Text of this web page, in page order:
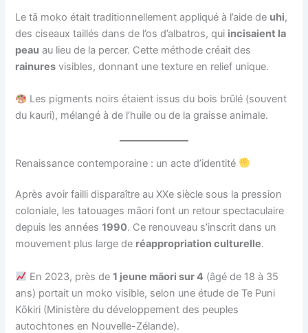
Le tā moko était traditionnellement appliqué à l’aide de uhi,
des ciseaux taillés dans de l’os d’albatros, qui incisaient la
peau au lieu de la percer. Cette méthode créait des
rainures visibles, donnant une texture en relief unique.
Les pigments noirs étaient issus du bois brûlé (souvent
du kauri), mélangé à de l’huile ou de la graisse animale.
Renaissance contemporaine : un acte d’identité
Après avoir failli disparaître au XXe siècle sous la pression
coloniale, les tatouages māori font un retour spectaculaire
depuis les années1990. Ce renouveau s’inscrit dans un
mouvement plus large de réappropriation culturelle.
En 2023, près de1 jeune māori sur 4 (âgé de 18 à 35
ans) portait un moko visible, selon une étude de Te Puni
Kōkiri (Ministère du développement des peuples
autochtones en Nouvelle-Zélande).